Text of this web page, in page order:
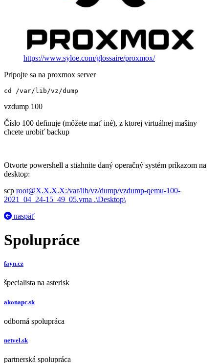
https://www.syloe.com/glossaire/proxmox/
Pripojte sa na proxmox server
cd /var/lib/vz/dump
vzdump 100
Číslo 100 definuje (môžete mať iné), z ktorej virtuálnej mašiny
chcete urobiť backup
Otvorte powershell a stiahnite daný operačný systém príkazom na
desktop:
scp root@X.X.X.X:/var/lib/vz/dump/vzdump-qemu-100-
2021_04_24-15_49_05.vma .\Desktop\
naspäť
Spolupráce
fayn.cz
špecialista na asterisk
akonapc.sk
odborná spolupráca
netvel.sk
partnerská spolupráca